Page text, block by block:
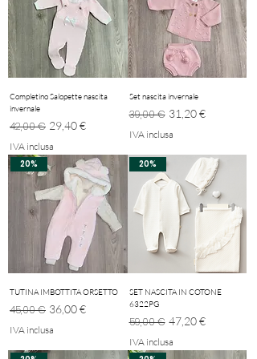
Completino Salopette nascita
invernale
Prezzo regolare
42,00 € Prezzo scontato
29,40 €
IVA inclusa
Set nascita invernale
Prezzo regolare
39,00 € Prezzo scontato
31,20 €
IVA inclusa
20%
TUTINA IMBOTTITA ORSETTO
Prezzo regolare
45,00 € Prezzo scontato
36,00 €
IVA inclusa
20%
SET NASCITA IN COTONE
6322PG
Prezzo regolare
59,00 € Prezzo scontato
47,20 €
IVA inclusa